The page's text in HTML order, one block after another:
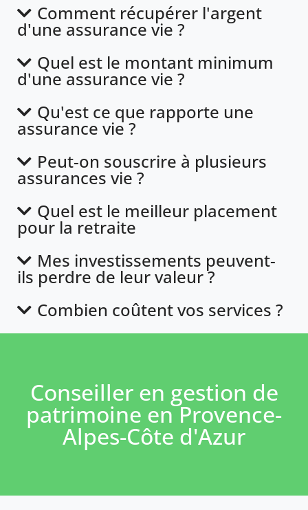
Comment récupérer l'argent
d'une assurance vie ?
Quel est le montant minimum
d'une assurance vie ?
Qu'est ce que rapporte une
assurance vie ?
Peut-on souscrire à plusieurs
assurances vie ?
Quel est le meilleur placement
pour la retraite
Mes investissements peuvent-
ils perdre de leur valeur ?
Combien coûtent vos services ?
Conseiller en gestion de
patrimoine en Provence-
Alpes-Côte d'Azur